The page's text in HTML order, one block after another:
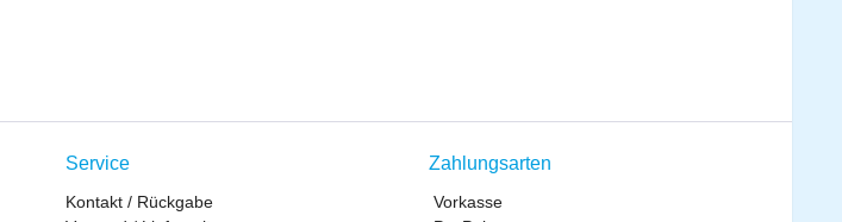
Service
Kontakt / Rückgabe
Zahlungsarten
Vorkasse